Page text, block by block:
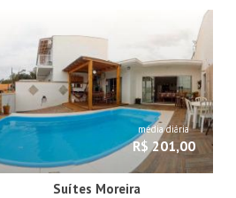
média diária
R$ 201,00
Suítes Moreira